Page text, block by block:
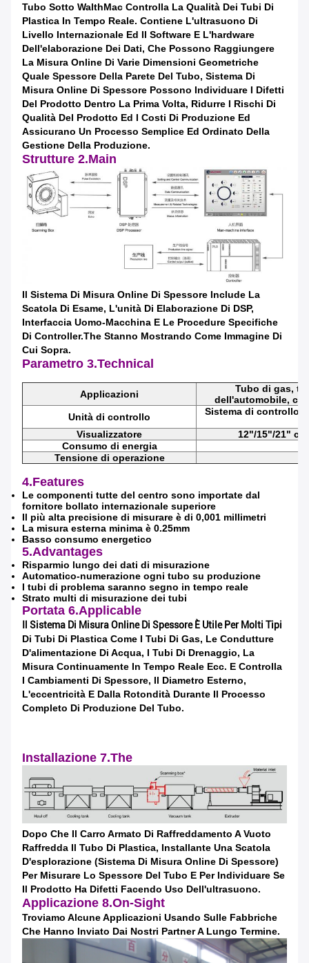
Lasciate un messaggio
Ti richiameremo presto!
Invia
Tubo Sotto WalthMac Controlla La Qualità Dei Tubi Di
Plastica In Tempo Reale. Contiene L'ultrasuono Di
Livello Internazionale Ed Il Software E L'hardware
Dell'elaborazione Dei Dati, Che Possono Raggiungere
La Misura Online Di Varie Dimensioni Geometriche
Quale Spessore Della Parete Del Tubo, Sistema Di
Misura Online Di Spessore Possono Individuare I Difetti
Del Prodotto Dentro La Prima Volta, Ridurre I Rischi Di
Qualità Del Prodotto Ed I Costi Di Produzione Ed
Assicurano Un Processo Semplice Ed Ordinato Della
Gestione Della Produzione.
Strutture 2.Main
Il Sistema Di Misura Online Di Spessore Include La
Scatola Di Esame, L'unità Di Elaborazione Di DSP,
Interfaccia Uomo-Macchina E Le Procedure Specifiche
Di Controller.The Stanno Mostrando Come Immagine Di
Cui Sopra.
Parametro 3.Technical
Applicazioni
Tubo di gas,
dell'automobile,
Unità di controllo
Sistema di controllo
Visualizzatore
12"/15"/21"
Consumo di energia
Tensione di operazione
4.Features
Le componenti tutte del centro sono importate dal
fornitore bollato internazionale superiore
Il più alta precisione di misurare è di 0,001 millimetri
La misura esterna minima è 0.25mm
Basso consumo energetico
5.Advantages
Risparmio lungo dei dati di misurazione
Automatico-numerazione ogni tubo su produzione
I tubi di problema saranno segno in tempo reale
Strato multi di misurazione dei tubi
Portata 6.Applicable
Il Sistema Di Misura Online Di Spessore È Utile Per Molti Tipi
Di Tubi Di Plastica Come I Tubi Di Gas, Le Condutture
D'alimentazione Di Acqua, I Tubi Di Drenaggio, La
Misura Continuamente In Tempo Reale Ecc. E Controlla
I Cambiamenti Di Spessore, Il Diametro Esterno,
L'eccentricità E Dalla Rotondità Durante Il Processo
Completo Di Produzione Del Tubo.
Installazione 7.The
Dopo Che Il Carro Armato Di Raffreddamento A Vuoto
Raffredda Il Tubo Di Plastica, Installante Una Scatola
D'esplorazione (sistema Di Misura Online Di Spessore)
Per Misurare Lo Spessore Del Tubo E Per Individuare Se
Il Prodotto Ha Difetti Facendo Uso Dell'ultrasuono.
Applicazione 8.On-Sight
Troviamo Alcune Applicazioni Usando Sulle Fabbriche
Che Hanno Inviato Dai Nostri Partner A Lungo Termine.